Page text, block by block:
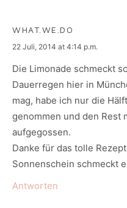
WHAT.WE.DO
says:
22 Juli, 2014 at 4:14 p.m.
Die Limonade schmeckt
Dauerregen hier in
mag, habe ich nur die
genommen und den Rest
aufgegossen.
Danke für das tolle
Sonnenschein schmeckt
Antworten